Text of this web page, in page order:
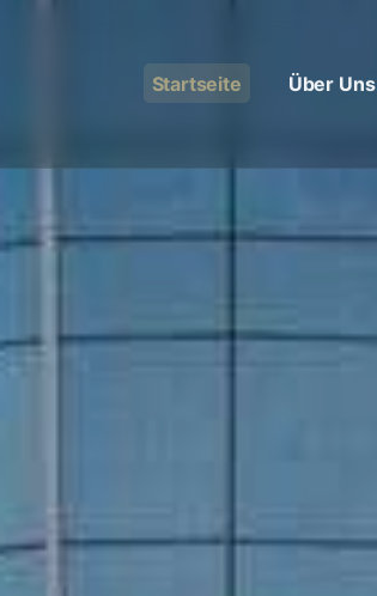
Startseite Über Uns